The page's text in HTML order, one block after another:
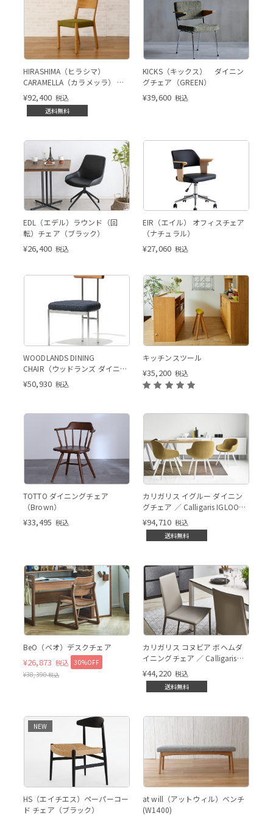
HIRASHIMA（ヒラシマ）
CARAMELLA（カラメッラ） サ
イドチェア
¥92,400 税込
送料無料
KICKS（キックス） ダイニン
グチェア（GREEN）
¥39,600 税込
EDL（エデル）ラウンド（回
転）チェア（ブラック）
¥26,400 税込
EIR（エイル） オフィスチェア
（ナチュラル）
¥27,060 税込
WOODLANDS DINING
CHAIR（ウッドランズ ダイニン
グチェア）
¥50,930 税込
キッチンスツール
¥35,200 税込
TOTTO ダイニングチェア
（Brown）
¥33,495 税込
カリガリス イグルー ダイニン
グチェア ／ Calligaris IGLOO
Dining chair[CS1810] SQ8
¥94,710 税込
送料無料
BeO（ベオ）デスクチェア
¥26,873 税込 30%OFF
¥38,390税込
カリガリス コヌビア ボヘムダ
イニングチェア ／ Calligaris
connubia BOHEME Dining
chair[CB1257] D03 *
¥44,220 税込
送料無料
NEW
HS（エイチエス）ペーパーコー
ド チェア（ブラック）
at will（アットウィル）ベンチ
(W1400)